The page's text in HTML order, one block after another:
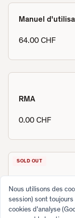
Manuel
64.00 CHF
RMA
0.00 CHF
SOLD OUT
DM42n Front
50.00 CHF
Nous utilisons des
session) sont
cookies d'analyse